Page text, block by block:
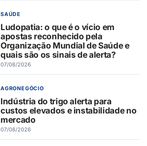
SAÚDE
Ludopatia: o que é o vício em
apostas reconhecido pela
Organização Mundial de Saúde e
quais são os sinais de alerta?
07/08/2026
AGRONEGÓCIO
Indústria do trigo alerta para
custos elevados e instabilidade no
mercado
07/08/2026